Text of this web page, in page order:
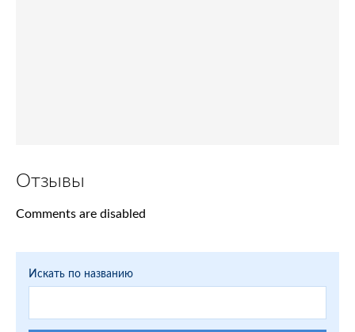
Отзывы
Comments are disabled
Искать по названию